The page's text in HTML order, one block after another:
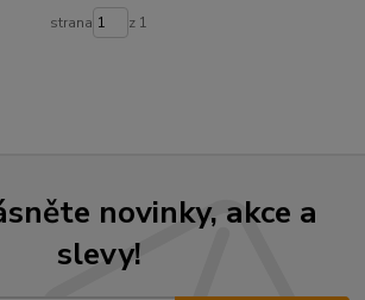
strana z 1
novinky, akce a
slevy!